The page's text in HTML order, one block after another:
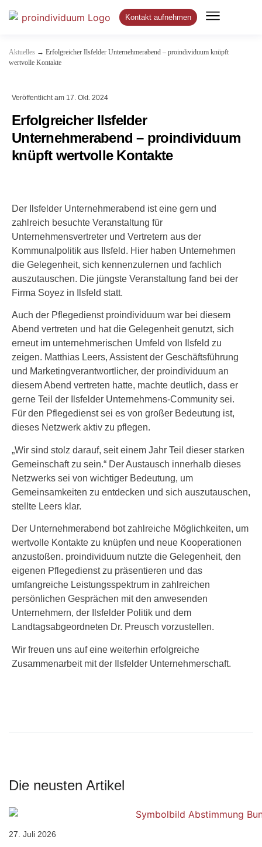
Aktuelles → Erfolgreicher Ilsfelder Unternehmerabend – proindividuum knüpft
wertvolle Kontakte
Kontakt aufnehmen
Veröffentlicht am 17. Okt. 2024
Erfolgreicher Ilsfelder
Unternehmerabend – proindividuum
knüpft wertvolle Kontakte
Der Ilsfelder Unternehmerabend ist eine gern und
zahlreich besuchte Veranstaltung für
Unternehmensvertreter und Vertretern aus der
Kommunalpolitik aus Ilsfeld. Hier haben Unternehmen
die Gelegenheit, sich kennenzulernen und fachlich
auszutauschen. Die jüngste Veranstaltung fand bei der
Firma Soyez in Ilsfeld statt.
Auch der Pflegedienst proindividuum war bei diesem
Abend vertreten und hat die Gelegenheit genutzt, sich
erneut im unternehmerischen Umfeld von Ilsfeld zu
zeigen. Matthias Leers, Assistent der Geschäftsführung
und Marketingverantwortlicher, der proindividuum an
diesem Abend vertreten hatte, machte deutlich, dass er
gerne Teil der Ilsfelder Unternehmens-Community sei.
Für den Pflegedienst sei es von großer Bedeutung ist,
dieses Netzwerk aktiv zu pflegen.
„Wir sind stolz darauf, seit einem Jahr Teil dieser starken
Gemeinschaft zu sein.“ Der Austausch innerhalb dieses
Netzwerks sei von wichtiger Bedeutung, um
Gemeinsamkeiten zu entdecken und sich auszutauschen,
stellte Leers klar.
Der Unternehmerabend bot zahlreiche Möglichkeiten, um
wertvolle Kontakte zu knüpfen und neue Kooperationen
anzustoßen. proindividuum nutzte die Gelegenheit, den
eigenen Pflegedienst zu präsentieren und das
umfangreiche Leistungsspektrum in zahlreichen
persönlichen Gesprächen mit den anwesenden
Unternehmern, der Ilsfelder Politik und dem
Landtagsabgeordneten Dr. Preusch vorzustellen.
Wir freuen uns auf eine weiterhin erfolgreiche
Zusammenarbeit mit der Ilsfelder Unternehmerschaft.
Die neusten Artikel
27. Juli 2026